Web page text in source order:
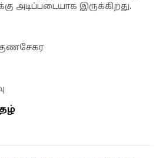
அடிப்படையாக இருக்கிறது.